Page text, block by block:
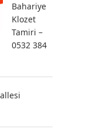
Bahariye
Klozet
Tamiri –
0532 384